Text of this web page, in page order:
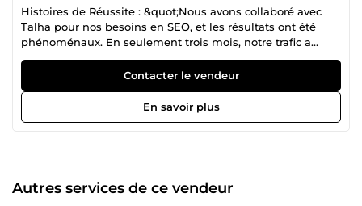
Histoires de Réussite : &quot;Nous avons collaboré avec
Talha pour nos besoins en SEO, et les résultats ont été
phénoménaux. En seulement trois mois, notre trafic a
augmenté de 200 %, et nous avons obtenu des
classements en première page de Google pour plusieurs
mots-clés. Les stratégies de Talha sont de premier ordre
!&quot; &quot;L'expertise de Talha en création de liens a
transformé notre présence en ligne. Nous avons constaté
clés se sont considérablement améliorés.&quot; &quot;Le
trafic de notre site web a explosé grâce aux campagnes de
Contacter le vendeur
En savoir plus
Autres services de ce vendeur